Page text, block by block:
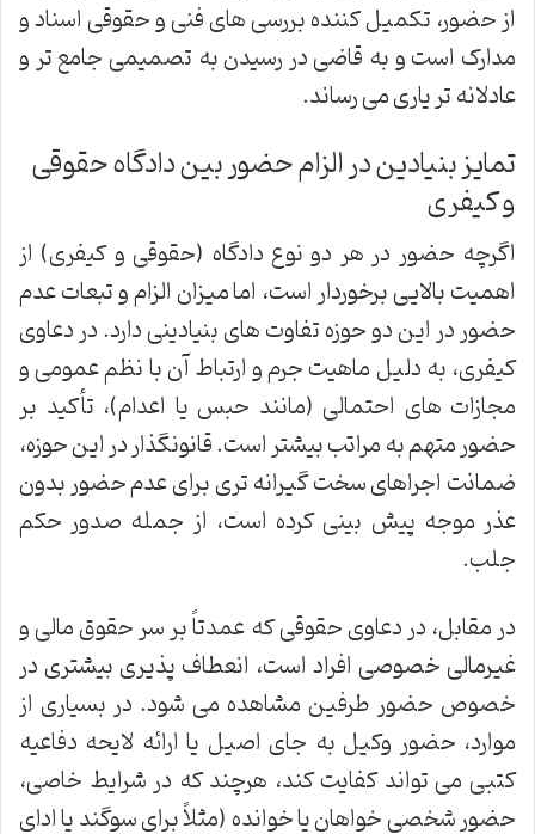
از حضور، تکمیل کننده بررسی های فنی و حقوقی اسناد و
مدارک است و به قاضی در رسیدن به تصمیمی جامع تر و
عادلانه تر یاری می رساند.
تمایز بنیادین در الزام حضور بین دادگاه حقوقی
و کیفری
اگرچه حضور در هر دو نوع دادگاه (حقوقی و کیفری) از
اهمیت بالایی برخوردار است، اما میزان الزام و تبعات عدم
حضور در این دو حوزه تفاوت های بنیادینی دارد. در دعاوی
کیفری، به دلیل ماهیت جرم و ارتباط آن با نظم عمومی و
مجازات های احتمالی (مانند حبس یا اعدام)، تأکید بر
حضور متهم به مراتب بیشتر است. قانونگذار در این حوزه،
ضمانت اجراهای سخت گیرانه تری برای عدم حضور بدون
عذر موجه پیش بینی کرده است، از جمله صدور حکم
جلب.
در مقابل، در دعاوی حقوقی که عمدتاً بر سر حقوق مالی و
غیرمالی خصوصی افراد است، انعطاف پذیری بیشتری در
خصوص حضور طرفین مشاهده می شود. در بسیاری از
موارد، حضور وکیل به جای اصیل یا ارائه لایحه دفاعیه
کتبی می تواند کفایت کند، هرچند که در شرایط خاصی،
حضور شخصی خواهان یا خوانده (مثلاً برای سوگند یا ادای